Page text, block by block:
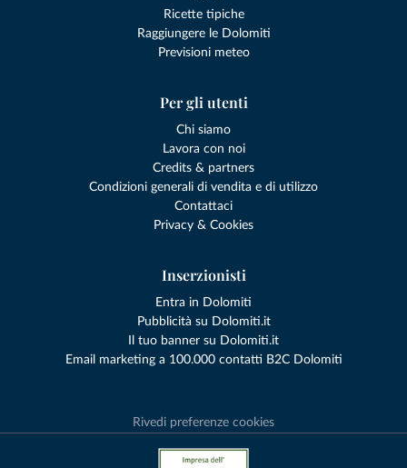
Ricette tipiche
Raggiungere le Dolomiti
Previsioni meteo
Per gli utenti
Chi siamo
Lavora con noi
Credits & partners
Condizioni generali di vendita e di utilizzo
Contattaci
Privacy & Cookies
Inserzionisti
Entra in Dolomiti
Pubblicità su Dolomiti.it
Il tuo banner su Dolomiti.it
Email marketing a 100.000 contatti B2C Dolomiti
Rivedi preferenze cookies